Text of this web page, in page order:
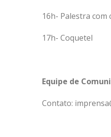
16h- Palestra com
17h- Coquetel
Equipe de
Contato: